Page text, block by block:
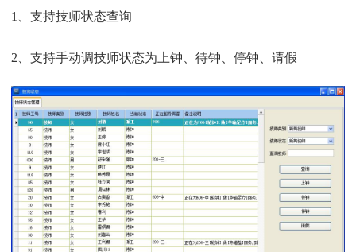
1、支持技师状态查询
2、支持手动调技师状态为上钟、待钟、停钟、请假